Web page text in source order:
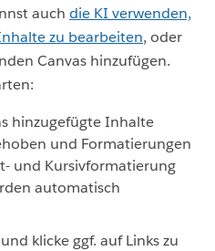
auch die KI verwenden,
zu bearbeiten, oder
Canvas hinzufügen.
hinzugefügte Inhalte
und Formatierungen
und Kursivformatierung
automatisch
klicke ggf. auf Links zu